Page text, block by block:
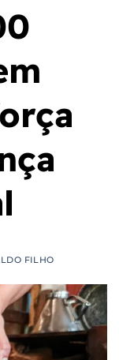
FILHO